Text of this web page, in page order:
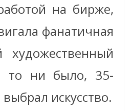
на бирже,
фанатичная
то ни было, 35-
искусство.